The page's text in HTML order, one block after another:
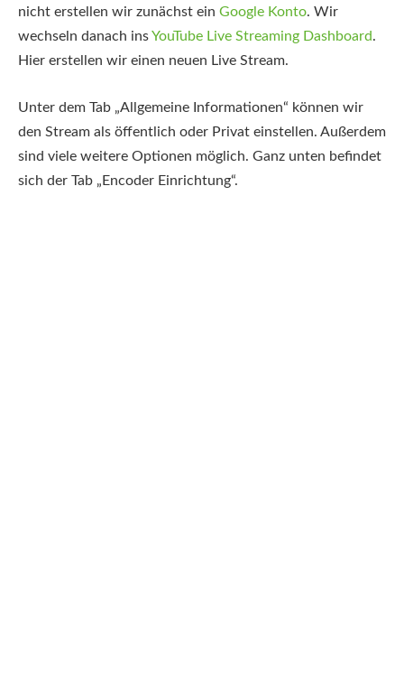
nicht erstellen wir zunächst ein Google Konto. Wir
wechseln danach insYouTube Live Streaming Dashboard.
Hier erstellen wir einen neuen Live Stream.
Unter dem Tab „Allgemeine Informationen“ können wir
den Stream als öffentlich oder Privat einstellen. Außerdem
sind viele weitere Optionen möglich. Ganz unten befindet
sich der Tab „Encoder Einrichtung“.